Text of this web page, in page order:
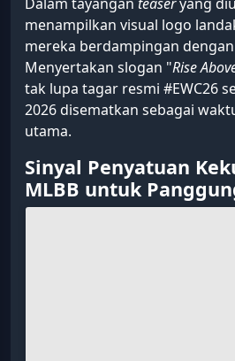
menampilkan visual logo
mereka berdampingan
Menyertakan slogan "Rise
tak lupa tagar resmi #EWC26
2026 disematkan sebagai
utama.
Sinyal Penyatuan
MLBB untuk